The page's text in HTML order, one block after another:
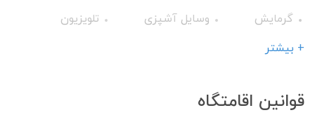
گرمایش
وسایل آشپزی
تلویزیون
سرویس فرنگی
گیرنده دیجیتال
+ بیشتر
قوانین اقامتگاه